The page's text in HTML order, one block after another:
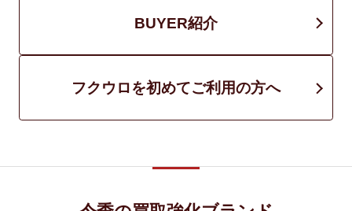
BUYER紹介
フクウロを初めてご利用の方へ